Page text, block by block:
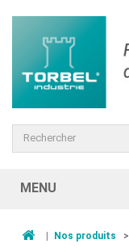
MENU
| Nos produits >